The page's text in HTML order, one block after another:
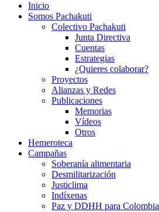
Inicio
Somos Pachakuti
Colectivo Pachakuti
Junta Directiva
Cuentas
Estrategias
¿Quieres colaborar?
Proyectos
Alianzas y Redes
Publicaciones
Memorias
Vídeos
Otros
Hemeroteca
Campañas
Soberanía alimentaria
Desmilitarización
Justiclima
Indíxenas
Paz y DDHH para Colombia